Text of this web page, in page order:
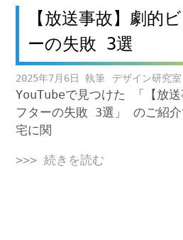
【放送事故】劇的
ーの失敗 3選
2025年7月6日 デザイン研究
YouTubeで見つけた 「【放
フターの失敗 3選」 のご紹
宅に関
>>> 続きを読む